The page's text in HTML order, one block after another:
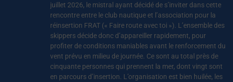
juillet 2026, le mistral ayant décidé de s’inviter dans cette
rencontre entre le club nautique et l’association pour la
réinsertion FRAT (« Faire route avec toi »). L’ensemble des
skippers décide donc d’appareiller rapidement, pour
profiter de conditions maniables avant le renforcement du
vent prévu en milieu de journée. Ce sont au total près de
cinquante personnes qui prennent la mer, dont vingt sont
en parcours d’insertion. L’organisation est bien huilée, les